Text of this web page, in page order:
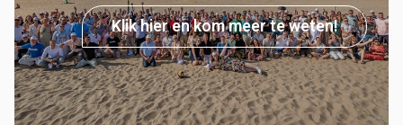
Klik hier en kom meer te weten!